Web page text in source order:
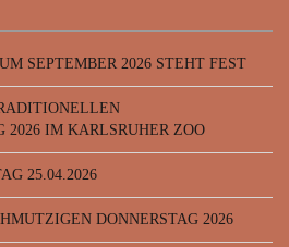
SEPTEMBER 2026 STEHT FEST
2026 IM KARLSRUHER ZOO
25.04.2026
DONNERSTAG 2026